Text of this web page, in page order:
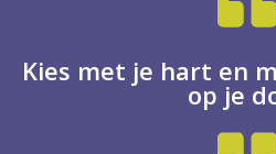
Kies met je hart en
op je